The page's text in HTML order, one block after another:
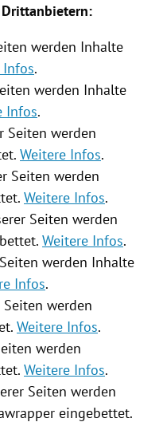
werden Inhalte
Infos.
werden Inhalte
Infos.
Seiten werden
Weitere Infos.
Seiten werden
Weitere Infos.
Seiten werden
Weitere Infos.
werden Inhalte
Infos.
werden
Weitere Infos.
werden
Weitere Infos.
Seiten werden
eingebettet.